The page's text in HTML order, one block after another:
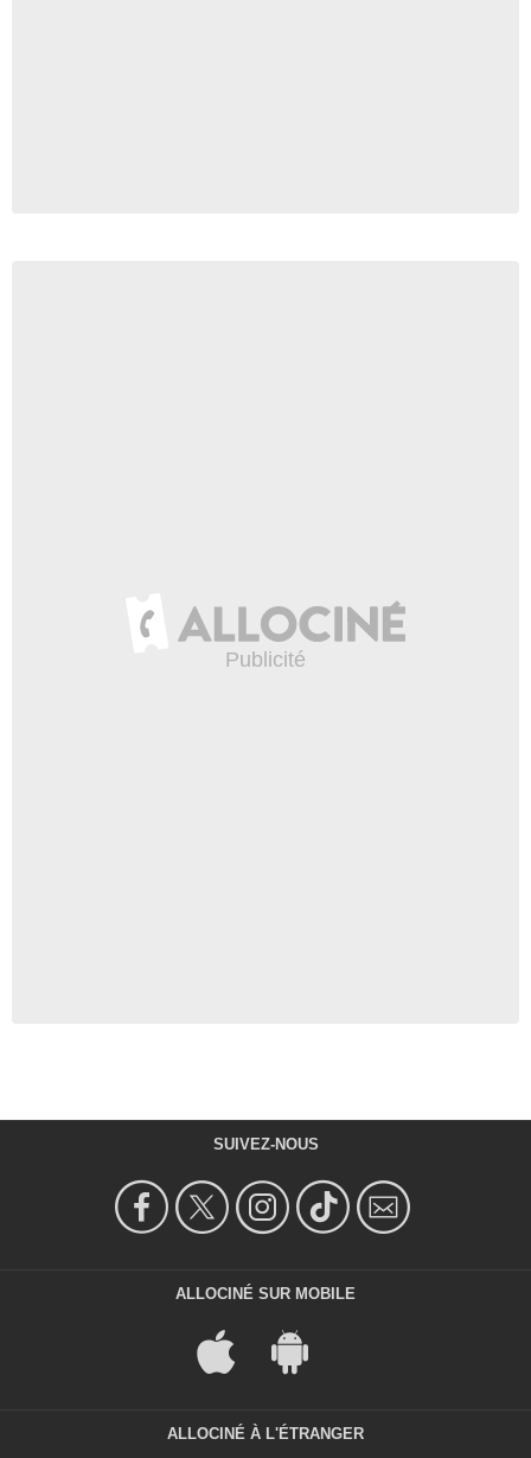
SUIVEZ-NOUS
ALLOCINÉ SUR MOBILE
ALLOCINÉ À L'ÉTRANGER